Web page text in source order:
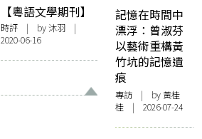
【粵語文學期刊】
雅俗不是要處理的
問題，美學才是
時評| by沐羽|
2020-06-16
記憶在時間中
漂浮：曾淑芬
以藝術重構黃
竹坑的記憶遺
痕
專訪 | by 黃桂
桂 | 2026-07-24